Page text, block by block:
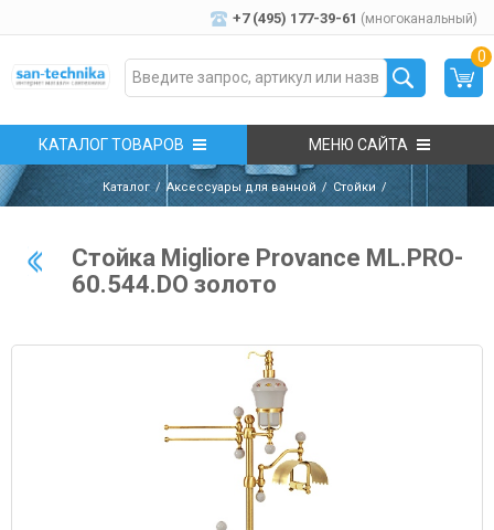
+7 (495) 177-39-61 (многоканальный)
0
КАТАЛОГ ТОВАРОВ МЕНЮ САЙТА
Каталог Аксессуары для ванной Стойки
Стойка Migliore Provance ML.PRO-
60.544.DO золото